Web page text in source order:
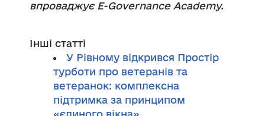
впроваджує E-Governance Academy.
Інші статті
У Рівному відкрився Простір
турботи про ветеранів та
ветеранок: комплексна
підтримка за принципом
«єдиного вікна»